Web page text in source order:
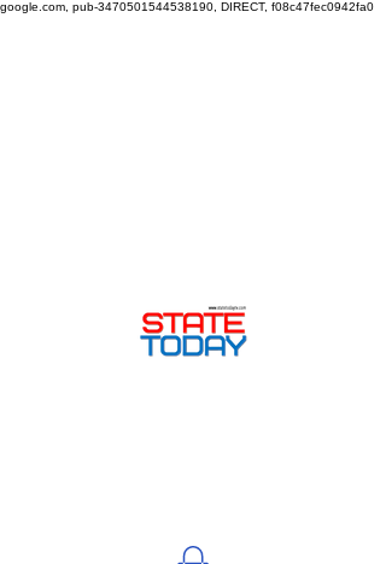
google.com, pub-3470501544538190, DIRECT, f08c47fec0942fa0